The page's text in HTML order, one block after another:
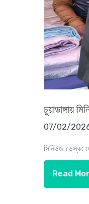
চুয়াডাঙ্গায়
07/02/
সিনিউজ ডেস্ক:
Read